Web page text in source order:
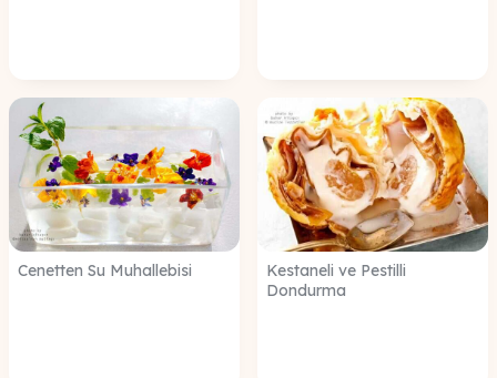
Cenetten Su Muhallebisi
Kestaneli ve Pestilli
Dondurma